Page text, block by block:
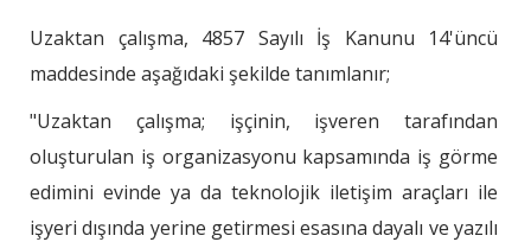
Uzaktan çalışma, 4857 Sayılı İş Kanunu 14'üncü
maddesinde aşağıdaki şekilde tanımlanır;
"Uzaktan çalışma; işçinin, işveren tarafından
oluşturulan iş organizasyonu kapsamında iş görme
edimini evinde ya da teknolojik iletişim araçları ile
işyeri dışında yerine getirmesi esasına dayalı ve yazılı